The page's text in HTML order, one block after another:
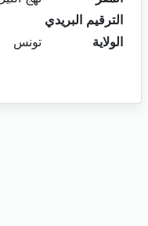
الترقيم البريدي
الولاية
تونس